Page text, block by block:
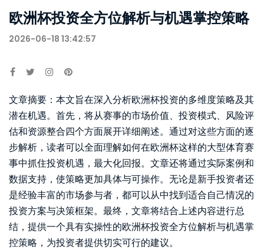
欧洲杯投资全方位解析与机遇掌控策略
2026-06-18 13:42:57
文章摘要：本文旨在深入分析欧洲杯投资的多维度策略及其
潜在机遇。首先，将从赛事的市场价值、投资模式、风险评
估和资源整合四个方面展开详细阐述。通过对这些方面的逐
步解析，读者可以全面理解如何在欧洲杯这样的大型体育赛
事中抓住投资机遇，最大化回报。文章还将通过实际案例和
数据支持，使策略更加具体与可操作。无论是新手投资者还
是经验丰富的市场参与者，都可以从中找到适合自己情况的
投资方案与决策框架。最终，文章将结合上述内容进行总
结，提供一个具有实操性的欧洲杯投资全方位解析与机遇掌
控策略，为投资者提供切实可行的建议。